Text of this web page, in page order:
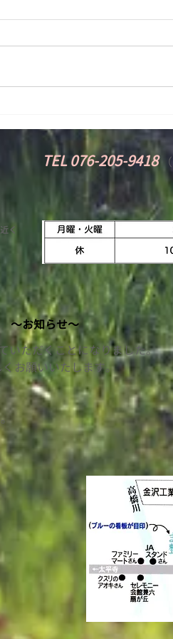
整体院の店舗裏
れず… う〜ん、
とひらめきます
く
TEL 076-205-9418​ （
〜お知らせ〜
いただくことになりました。
お願いいたします。